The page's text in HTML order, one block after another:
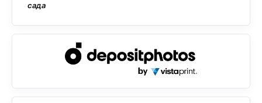
сада